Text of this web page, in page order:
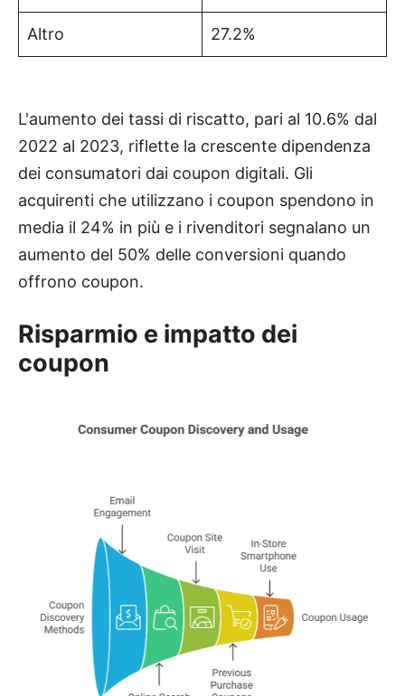
Altro 27.2%
L'aumento dei tassi di riscatto, pari al 10.6% dal
2022 al 2023, riflette la crescente dipendenza
dei consumatori dai coupon digitali. Gli
acquirenti che utilizzano i coupon spendono in
media il 24% in più e i rivenditori segnalano un
aumento del 50% delle conversioni quando
offrono coupon.
Risparmio e impatto dei
coupon